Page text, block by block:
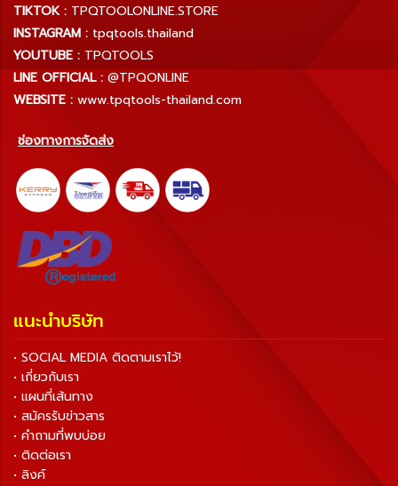
TIKTOK : TPQTOOLONLINE.STORE
INSTAGRAM : tpqtools.thailand
YOUTUBE : TPQTOOLS
LINE OFFICIAL : @TPQONLINE
WEBSITE : www.tpqtools-thailand.com
ช่องทางการจัดส่ง
แนะนำบริษัท
• SOCIAL MEDIA ติดตามเราไว้!
• เกี่ยวกับเรา
• แผนที่เส้นทาง
• สมัครรับข่าวสาร
• คำถามที่พบบ่อย
• ติดต่อเรา
• ลิงค์